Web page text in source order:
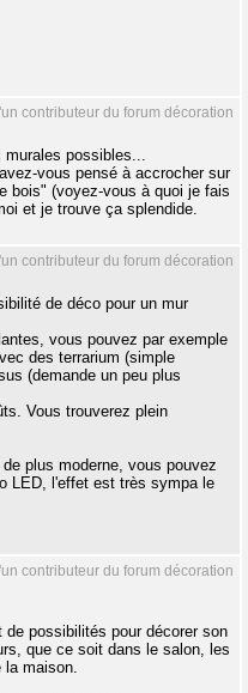
contributeur du forum décoration
murales possibles...
vous pensé à accrocher sur
bois" (voyez-vous à quoi je fais
et je trouve ça splendide.
contributeur du forum décoration
de déco pour un mur
vous pouvez par exemple
des terrarium (simple
(demande un peu plus
Vous trouverez plein
plus moderne, vous pouvez
LED, l'effet est très sympa le
contributeur du forum décoration
de possibilités pour décorer son
que ce soit dans le salon, les
la maison.